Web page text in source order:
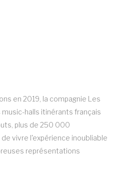
en 2019, la compagnie Les
halls itinérants français
plus de 250 000
vivre l'expérience inoubliable
représentations